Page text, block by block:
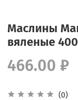
Маслины
вяленые
(0)
466.00 ₽